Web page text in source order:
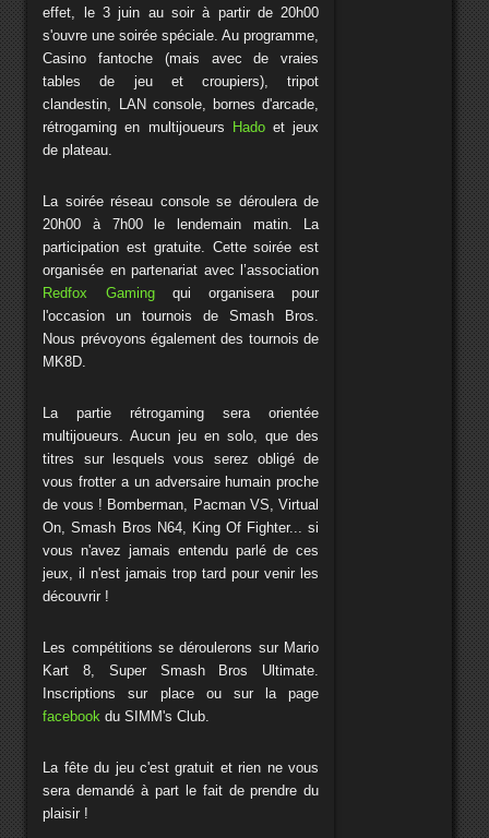
effet, le 3 juin au soir à partir de 20h00
s'ouvre une soirée spéciale. Au programme,
Casino fantoche (mais avec de vraies
tables de jeu et croupiers), tripot
clandestin, LAN console, bornes d'arcade,
rétrogaming en multijoueurs
Hadoet jeux
de plateau.
La soirée réseau console se déroulera de
20h00 à 7h00 le lendemain matin. La
participation est gratuite. Cette soirée est
organisée en partenariat avec l’association
Redfox Gamingqui organisera pour
l'occasion un tournois de Smash Bros.
Nous prévoyons également des tournois de
MK8D.
La partie rétrogaming sera orientée
multijoueurs. Aucun jeu en solo, que des
titres sur lesquels vous serez obligé de
vous frotter a un adversaire humain proche
de vous ! Bomberman, Pacman VS, Virtual
On, Smash Bros N64, King Of Fighter... si
vous n'avez jamais entendu parlé de ces
jeux, il n'est jamais trop tard pour venir les
découvrir !
Les compétitions se déroulerons sur Mario
Kart 8, Super Smash Bros Ultimate.
Inscriptions sur place ou sur la page
facebook du SIMM's Club.
La fête du jeu c'est gratuit et rien ne vous
sera demandé à part le fait de prendre du
plaisir !